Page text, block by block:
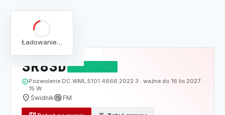
Ładowanie…
SR8SD DZIAŁAJĄCY
verifiedPozwolenie DC.WML.5101.4666.2022.3 · ważne do 16 lis 2027 ·
15 W
location_on Świdnikradar FM